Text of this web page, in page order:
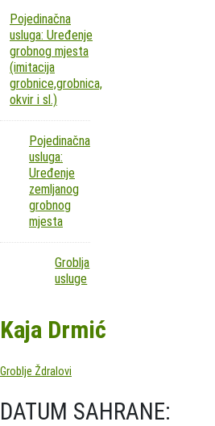
Pojedinačna
usluga: Uređenje
grobnog mjesta
(imitacija
grobnice,grobnica,
okvir i sl.)
Pojedinačna
usluga:
Uređenje
zemljanog
grobnog
mjesta
Groblja
usluge
Kaja Drmić
Groblje Ždralovi
DATUM SAHRANE: